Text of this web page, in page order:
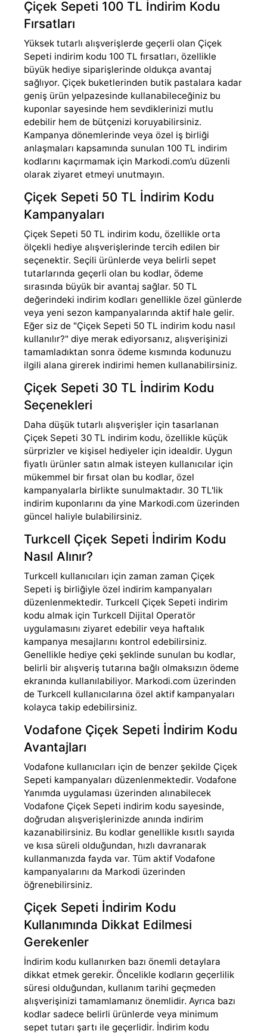
Çiçek Sepeti 100 TL İndirim Kodu
Fırsatları
Yüksek tutarlı alışverişlerde geçerli olan Çiçek
Sepeti indirim kodu 100 TL fırsatları, özellikle
büyük hediye siparişlerinde oldukça avantaj
sağlıyor. Çiçek buketlerinden butik pastalara kadar
geniş ürün yelpazesinde kullanabileceğiniz bu
kuponlar sayesinde hem sevdiklerinizi mutlu
edebilir hem de bütçenizi koruyabilirsiniz.
Kampanya dönemlerinde veya özel iş birliği
anlaşmaları kapsamında sunulan 100 TL indirim
kodlarını kaçırmamak için Markodi.com’u düzenli
olarak ziyaret etmeyi unutmayın.
Çiçek Sepeti 50 TL İndirim Kodu
Kampanyaları
Çiçek Sepeti 50 TL indirim kodu, özellikle orta
ölçekli hediye alışverişlerinde tercih edilen bir
seçenektir. Seçili ürünlerde veya belirli sepet
tutarlarında geçerli olan bu kodlar, ödeme
sırasında büyük bir avantaj sağlar. 50 TL
değerindeki indirim kodları genellikle özel günlerde
veya yeni sezon kampanyalarında aktif hale gelir.
Eğer siz de "Çiçek Sepeti 50 TL indirim kodu nasıl
kullanılır?" diye merak ediyorsanız, alışverişinizi
tamamladıktan sonra ödeme kısmında kodunuzu
ilgili alana girerek indirimi hemen kullanabilirsiniz.
Çiçek Sepeti 30 TL İndirim Kodu
Seçenekleri
Daha düşük tutarlı alışverişler için tasarlanan
Çiçek Sepeti 30 TL indirim kodu, özellikle küçük
sürprizler ve kişisel hediyeler için idealdir. Uygun
fiyatlı ürünler satın almak isteyen kullanıcılar için
mükemmel bir fırsat olan bu kodlar, özel
kampanyalarla birlikte sunulmaktadır. 30 TL'lik
indirim kuponlarını da yine Markodi.com üzerinden
güncel haliyle bulabilirsiniz.
Turkcell Çiçek Sepeti İndirim Kodu
Nasıl Alınır?
Turkcell kullanıcıları için zaman zaman Çiçek
Sepeti iş birliğiyle özel indirim kampanyaları
düzenlenmektedir. Turkcell Çiçek Sepeti indirim
kodu almak için Turkcell Dijital Operatör
uygulamasını ziyaret edebilir veya haftalık
kampanya mesajlarını kontrol edebilirsiniz.
Genellikle hediye çeki şeklinde sunulan bu kodlar,
belirli bir alışveriş tutarına bağlı olmaksızın ödeme
ekranında kullanılabiliyor. Markodi.com üzerinden
de Turkcell kullanıcılarına özel aktif kampanyaları
kolayca takip edebilirsiniz.
Vodafone Çiçek Sepeti İndirim Kodu
Avantajları
Vodafone kullanıcıları için de benzer şekilde Çiçek
Sepeti kampanyaları düzenlenmektedir. Vodafone
Yanımda uygulaması üzerinden alınabilecek
Vodafone Çiçek Sepeti indirim kodu sayesinde,
doğrudan alışverişlerinizde anında indirim
kazanabilirsiniz. Bu kodlar genellikle kısıtlı sayıda
ve kısa süreli olduğundan, hızlı davranarak
kullanmanızda fayda var. Tüm aktif Vodafone
kampanyalarını da Markodi üzerinden
öğrenebilirsiniz.
Çiçek Sepeti İndirim Kodu
Kullanımında Dikkat Edilmesi
Gerekenler
İndirim kodu kullanırken bazı önemli detaylara
dikkat etmek gerekir. Öncelikle kodların geçerlilik
süresi olduğundan, kullanım tarihi geçmeden
alışverişinizi tamamlamanız önemlidir. Ayrıca bazı
kodlar sadece belirli ürünlerde veya minimum
sepet tutarı şartı ile geçerlidir. İndirim kodu